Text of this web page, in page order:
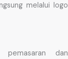
melalui logo
pemasaran dan